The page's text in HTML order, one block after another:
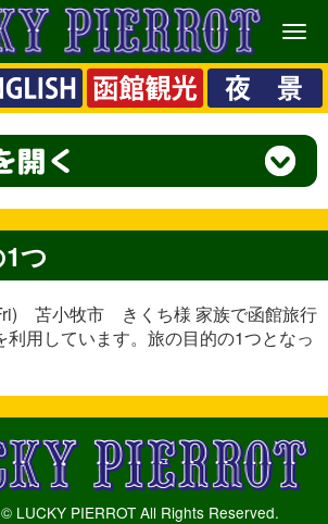
メ
ニ
ュ
ー
つ
苫小牧市 きくち様 家族で函館旅行
利用しています。旅の目的の1つとなっ
LUCKY PIERROT All Rights Reserved.